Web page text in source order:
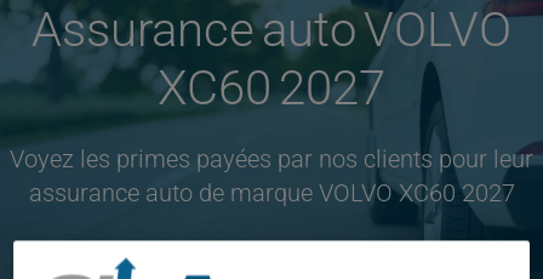
Assurance auto VOLVO
XC60 2027
Voyez les primes payées par nos clients pour leur
assurance auto de marque VOLVO XC60 2027
CLIQUEZ ICI POUR ÉCONOMISER SUR VOTRE